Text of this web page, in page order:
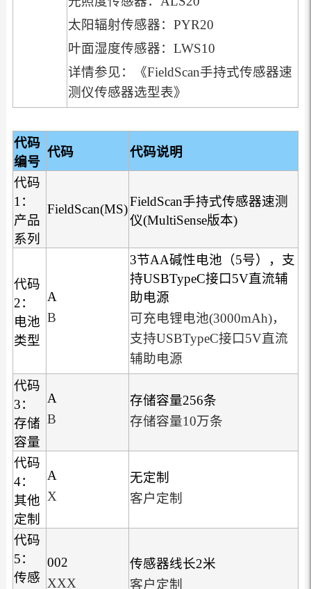
太阳辐射传感器：PYR20
叶面湿度传感器：LWS10
详情参见：《FieldScan手持式传感器速
测仪传感器选型表》
代码
编号
代码 代码说明
代码
1：
产品
系列
FieldScan(MS)
FieldScan手持式传感器速测
仪(MultiSense版本)
代码
2：
电池
类型
A
B
3节AA碱性电池（5号），支
持USBTypeC接口5V直流辅
助电源
可充电锂电池(3000mAh)，
支持USBTypeC接口5V直流
辅助电源
代码
3：
存储
容量
A
B
存储容量256条
存储容量10万条
代码
4：
其他
定制
A
X
无定制
客户定制
代码
5：
传感
002
XXX
传感器线长2米
客户定制